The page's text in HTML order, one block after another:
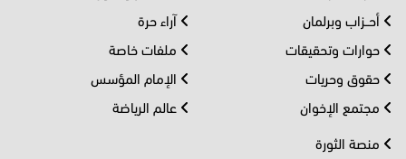
أحــزاب وبرلمان
حوارات وتحقيقات
حقوق وحريات
مجتمع الإخوان
آراء حرة
ملفات خاصة
الإمام المؤسس
عالم الرياضة
منصة الثورة